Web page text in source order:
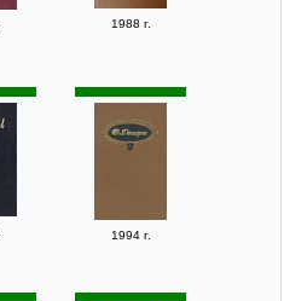
1988 г.
1994 г.